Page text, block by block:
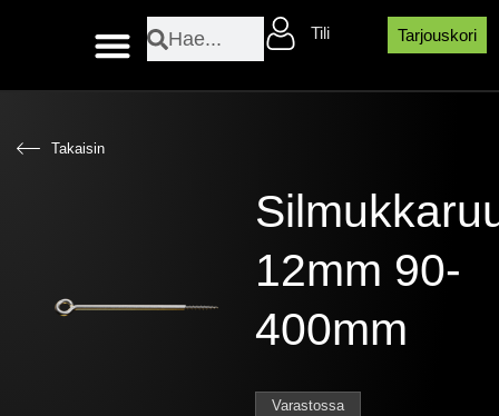
SearchSearch Tili Tarjouskori
Takaisin
12mm 90-
400mm
Varastossa